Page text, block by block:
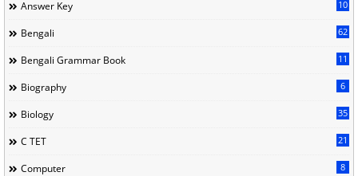
Answer Key 10
Bengali 62
Bengali Grammar Book 11
Biography 6
Biology 35
C TET 21
Computer 8